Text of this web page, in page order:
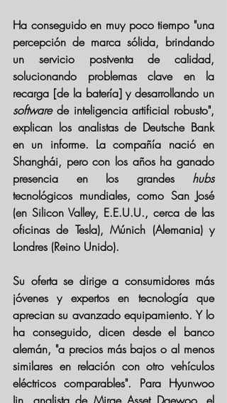
Ha conseguido en muy poco tiempo "una
percepción de marca sólida, brindando
solucionando problemas clave en la
recarga [de la batería]
software de inteligencia artificial robusto",
explican los analistas de Deutsche Bank
en un informe. La compañía nació en
Shanghái, pero con los años ha ganado
presencia en los grandes
hubs
tecnológicos mundiales, como San José
(en Silicon Valley, E.E.U.U., cerca de las
oficinas de Tesla), Múnich (Alemania) y
Londres (Reino Unido).
Su oferta se dirige a consumidores más
jóvenes y expertos en tecnología que
aprecian su avanzado equipamiento. Y lo
ha conseguido, dicen desde el banco
alemán, "a precios más bajos o al menos
similares en relación con otro vehículos
eléctricos comparables". Para Hyunwoo